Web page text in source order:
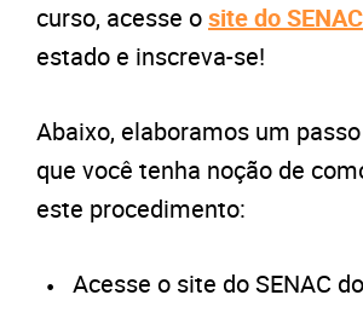
curso, acesse osite do SENAC
estado e inscreva-se!
Abaixo, elaboramos um
que você tenha noção de
este procedimento:
Acesse o site do SENAC